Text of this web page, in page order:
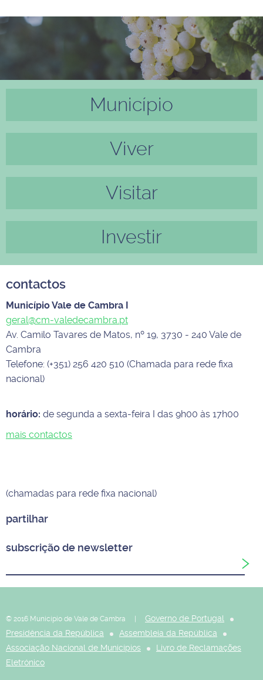
Município
Viver
Visitar
Investir
contactos
Município Vale de Cambra I
geral@cm-valedecambra.pt
Av. Camilo Tavares de Matos, nº 19, 3730 - 240 Vale de
Cambra
Telefone: (+351) 256 420 510 (Chamada para rede fixa
nacional)
horário: de segunda a sexta-feira I das 9h00 às 17h00
mais contactos
(chamadas para rede fixa nacional)
partilhar
subscrição de newsletter
© 2016 Município de Vale de Cambra |
Governo de Portugal
Presidência da República
Assembleia da República
Associação Nacional de Municípios
Livro de Reclamações
Eletrónico